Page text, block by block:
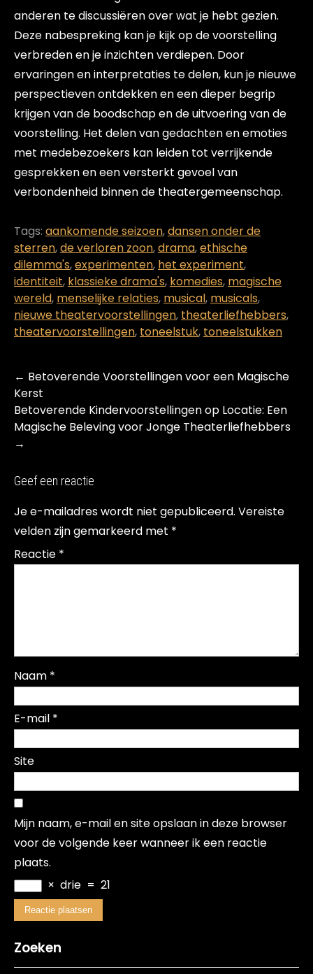
anderen te discussiëren over wat je hebt gezien.
Deze nabespreking kan je kijk op de voorstelling
verbreden en je inzichten verdiepen. Door
ervaringen en interpretaties te delen, kun je nieuwe
perspectieven ontdekken en een dieper begrip
krijgen van de boodschap en de uitvoering van de
voorstelling. Het delen van gedachten en emoties
met medebezoekers kan leiden tot verrijkende
gesprekken en een versterkt gevoel van
verbondenheid binnen de theatergemeenschap.
Tags: aankomende seizoen,dansen onder de
sterren,de verloren zoon,drama,ethische
dilemma's,experimenten, het experiment,
identiteit, klassieke drama's, komedies, magische
wereld, menselijke relaties, musical, musicals,
nieuwe theatervoorstellingen, theaterliefhebbers,
theatervoorstellingen, toneelstuk, toneelstukken
Post
navigation
← Betoverende Voorstellingen voor een Magische
Kerst
Betoverende Kindervoorstellingen op Locatie: Een
Magische Beleving voor Jonge Theaterliefhebbers
→
Geef een reactie
Je e-mailadres wordt niet gepubliceerd. Vereiste
velden zijn gemarkeerd met *
Reactie *
Naam *
E-mail *
Site
Mijn naam, e-mail en site opslaan in deze browser
voor de volgende keer wanneer ik een reactie
plaats.
× drie = 21
Zoeken